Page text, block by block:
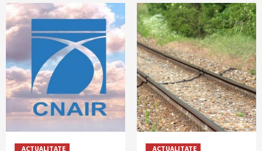
ACTUALITATE
ACTUALITATE